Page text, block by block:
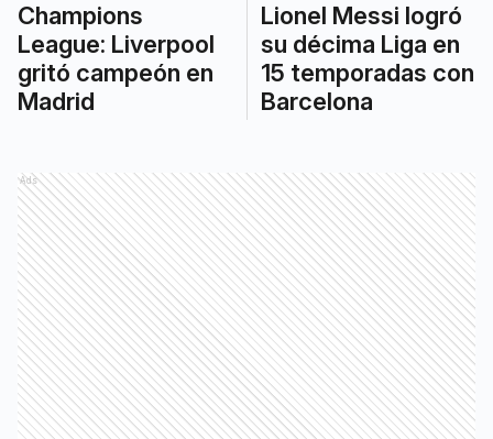
Champions
League: Liverpool
gritó campeón en
Madrid
Lionel Messi logró
su décima Liga en
15 temporadas con
Barcelona
Ads